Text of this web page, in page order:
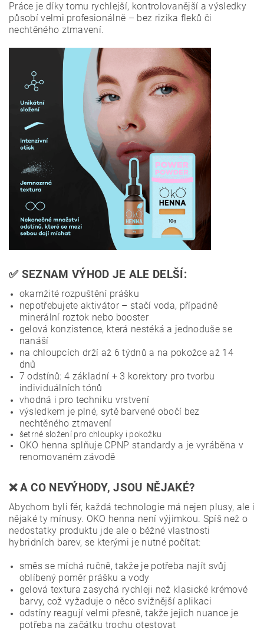
Práce je díky tomu rychlejší, kontrolovanější a výsledky
působí velmi profesionálně – bez rizika fleků či
nechtěného ztmavení.
✅ SEZNAM VÝHOD JE ALE DELŠÍ:
okamžité rozpuštění prášku
nepotřebujete aktivátor – stačí voda, případně
minerální roztok nebo booster
gelová konzistence, která nestéká a jednoduše se
nanáší
na chloupcích drží až 6 týdnů a na pokožce až 14
dnů
7 odstínů: 4 základní + 3 korektory pro tvorbu
individuálních tónů
vhodná i pro techniku vrstvení
výsledkem je plné, sytě barvené obočí bez
nechtěného ztmavení
šetrné složení pro chloupky i pokožku
OKO henna splňuje CPNP standardy a je vyráběna v
renomovaném závodě
❌A CO NEVÝHODY, JSOU NĚJAKÉ?
Abychom byli fér, každá technologie má nejen plusy, ale i
nějaké ty mínusy. OKO henna není výjimkou. Spíš než o
nedostatky produktu jde ale o běžné vlastnosti
hybridních barev, se kterými je nutné počítat:
směs se míchá ručně, takže je potřeba najít svůj
oblíbený poměr prášku a vody
gelová textura zasychá rychleji než klasické krémové
barvy, což vyžaduje o něco svižnější aplikaci
odstíny reagují velmi přesně, takže jejich nuance je
potřeba na začátku trochu otestovat